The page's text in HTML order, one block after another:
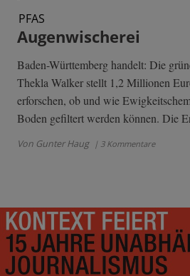
PFAS
Augenwischerei
Baden-Württemberg handelt: Die
Thekla Walker stellt 1,2 Millionen
erforschen, ob und wie
Boden gefiltert werden können. Die
Von Gunter Haug | 3 Kommentare